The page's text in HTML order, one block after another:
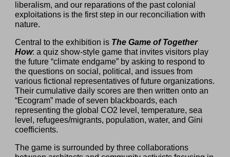
liberalism, and our reparations of the past colonial
exploitations is the first step in our reconciliation with
nature.
Central to the exhibition is The Game of Together
How: a quiz show-style game that invites visitors play
the future “climate endgame” by asking to respond to
the questions on social, political, and issues from
various fictional representatives of future organizations.
Their cumulative daily scores are then written onto an
“Ecogram” made of seven blackboards, each
representing the global CO2 level, temperature, sea
level, refugees/migrants, population, water, and Gini
coefficients.
The game is surrounded by three collaborations